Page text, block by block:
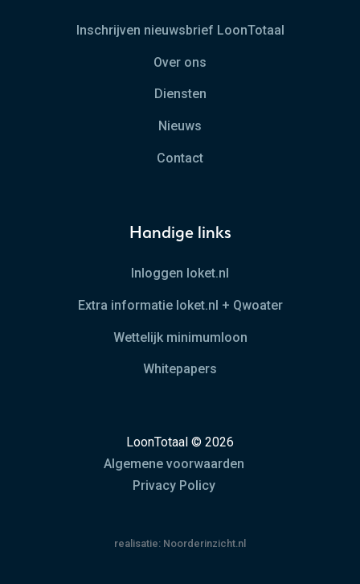
Inschrijven nieuwsbrief LoonTotaal
Over ons
Diensten
Nieuws
Contact
Handige links
Inloggen loket.nl
Extra informatie loket.nl + Qwoater
Wettelijk minimumloon
Whitepapers
LoonTotaal © 2026
Algemene voorwaarden
Privacy Policy
realisatie: Noorderinzicht.nl